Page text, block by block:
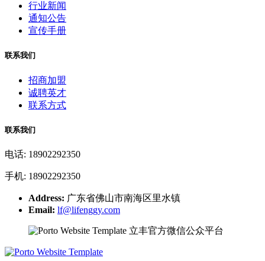
行业新闻
通知公告
宣传手册
联系我们
招商加盟
诚聘英才
联系方式
联系我们
电话: 18902292350
手机: 18902292350
Address: 广东省佛山市南海区里水镇
Email: lf@lifenggy.com
立丰官方微信公众平台